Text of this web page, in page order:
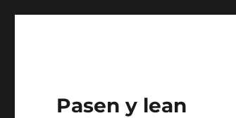
Pasen y lean